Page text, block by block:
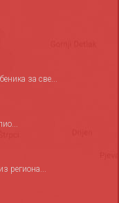
за све...
региона...